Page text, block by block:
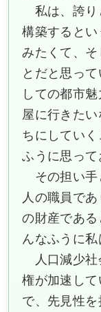
私は、誇り
構築すると
みたくて、
とだと思っ
しての都市
屋に行きた
ちにしてい
ふうに思って
その担い手
人の職員で
の財産であ
んなふうに私
人口減少社
権が加速し
で、先見性